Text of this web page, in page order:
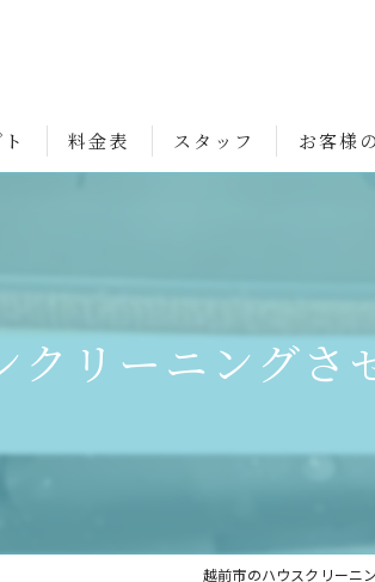
料金表 スタッフ お客様
クリーニングさ
越前市のハウスクリーニ